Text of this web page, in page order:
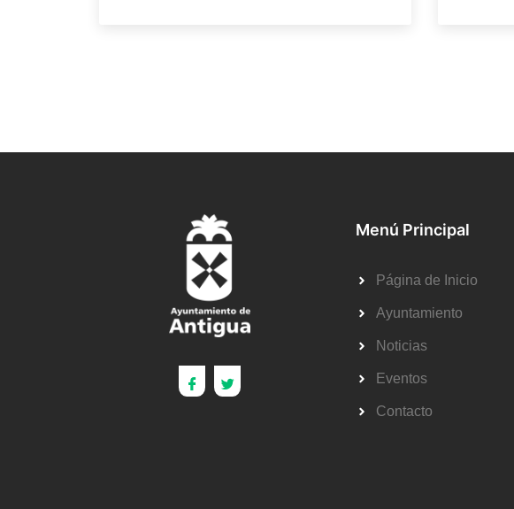
Menú Principal
Página de Inicio
Ayuntamiento
Noticias
Eventos
Contacto